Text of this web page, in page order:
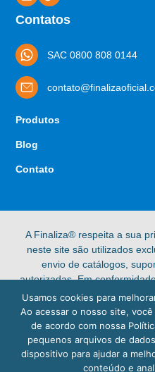
Contatos
SAC 0800 808 0144
Produtos
Blog
Contato
A Finaliza® respeita a sua
neste site são utilizados
envio de catálogos,
autorizadas. Em
direitos de acesso,
Confira nossa [Política de
© 2025 Finaliza®.
Usamos cookies para
Ao acessar o nosso site,
de acordo com nossa
pequenos arquivos de
dispositivo para ajudar a
conteúdo e